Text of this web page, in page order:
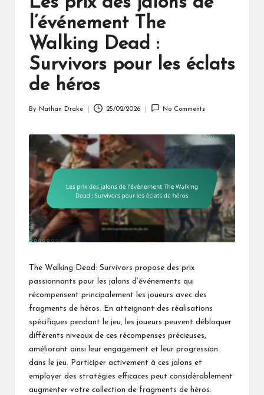
l’événement The
Walking Dead :
Survivors pour les éclats
de héros
By Nathan Drake 25/02/2026 No Comments
The Walking Dead: Survivors propose des prix
passionnants pour les jalons d’événements qui
récompensent principalement les joueurs avec des
fragments de héros. En atteignant des réalisations
spécifiques pendant le jeu, les joueurs peuvent débloquer
différents niveaux de ces récompenses précieuses,
améliorant ainsi leur engagement et leur progression
dans le jeu. Participer activement à ces jalons et
employer des stratégies efficaces peut considérablement
augmenter votre collection de fragments de héros.